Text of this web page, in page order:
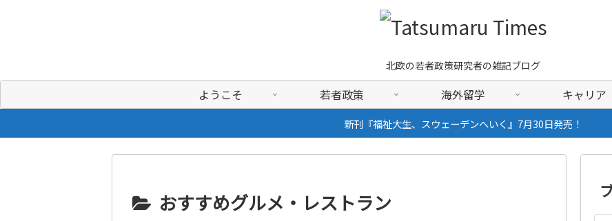
北欧の若者政策研究者の雑記ブログ
ようこそ 若者政策 海外留学 キャリア
新刊『福祉大生、スウェーデンへいく』7月30日発売！
おすすめグルメ・レストラン